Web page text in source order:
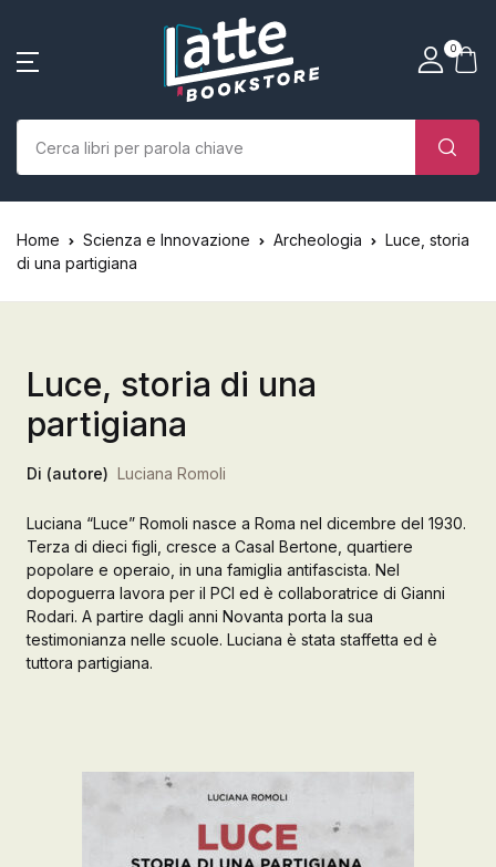
0
SHOP BY CATEGORY
Libri
Autori
Bambini
L’Edicola & eventi
Galleria d’Arte
Contattaci
Vicino
Account
Nome utente o email *
Parola d'ordine *
Ricordati
Registrazione
Vicino
La tua borsa della spesa
(0)
Home Scienza e Innovazione Archeologia
Luce, storia
di una partigiana
Luce, storia di una
partigiana
Di (autore) Luciana Romoli
Luciana “Luce” Romoli nasce a Roma nel dicembre del 1930.
Terza di dieci figli, cresce a Casal Bertone, quartiere
popolare e operaio, in una famiglia antifascista. Nel
dopoguerra lavora per il PCI ed è collaboratrice di Gianni
Rodari. A partire dagli anni Novanta porta la sua
testimonianza nelle scuole. Luciana è stata staffetta ed è
tuttora partigiana.